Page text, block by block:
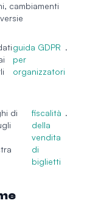
cambiamenti
guida GDPR
per
organizzatori
.
di
fiscalità
della
vendita
di
biglietti
.